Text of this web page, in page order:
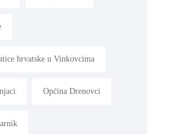
hrvatske u Vinkovcima
Općina Drenovci